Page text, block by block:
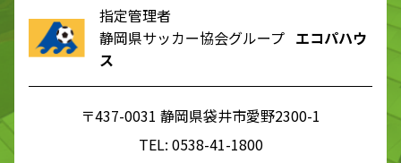
指定管理者
静岡県サッカー協会グループ エコパハウ
ス
〒437-0031 静岡県袋井市愛野2300-1
TEL: 0538-41-1800